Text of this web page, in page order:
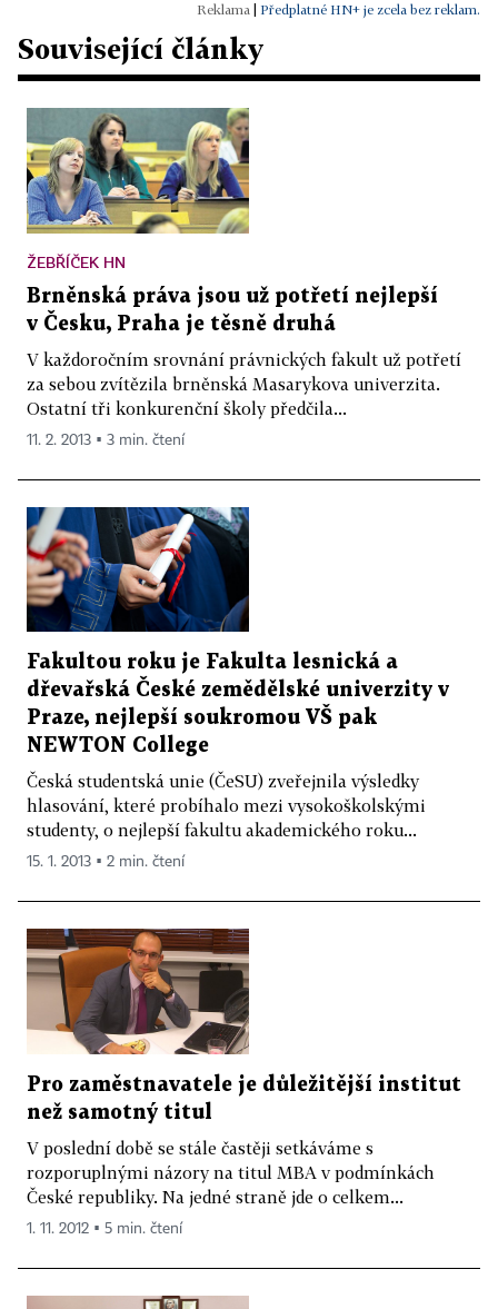
Předplatné HN+ je zcela bez reklam.
Související články
ŽEBŘÍČEK HN
Brněnská práva jsou už potřetí nejlepší
v Česku, Praha je těsně druhá
V každoročním srovnání právnických fakult už potřetí
za sebou zvítězila brněnská Masarykova univerzita.
Ostatní tři konkurenční školy předčila...
11. 2. 2013 ▪ 3 min. čtení
Fakultou roku je Fakulta lesnická a
dřevařská České zemědělské univerzity v
Praze, nejlepší soukromou VŠ pak
NEWTON College
Česká studentská unie (ČeSU) zveřejnila výsledky
hlasování, které probíhalo mezi vysokoškolskými
studenty, o nejlepší fakultu akademického roku...
15. 1. 2013 ▪ 2 min. čtení
Pro zaměstnavatele je důležitější institut
než samotný titul
V poslední době se stále častěji setkáváme s
rozporuplnými názory na titul MBA v podmínkách
České republiky. Na jedné straně jde o celkem...
1. 11. 2012 ▪ 5 min. čtení